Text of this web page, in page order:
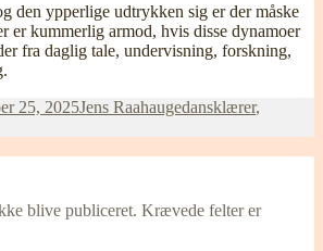
den ypperlige udtrykken sig er der måske
er kummerlig armod, hvis disse dynamoer
fra daglig tale, undervisning, forskning,
25, 2025Forfatter
Jens RaahaugeKategorier
dansklærer,
blive publiceret. Krævede felter er